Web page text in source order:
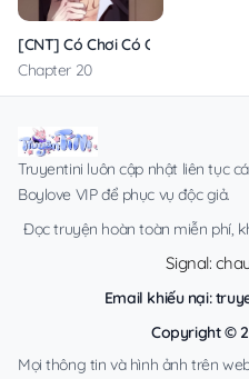
[CNT] Có Chơi Có Chịu
Chapter 20
Truyentini luôn cập nhật liên tục
Boylove VIP để phục vụ độc giả.
Đọc truyện hoàn toàn miễn phí,
Signal:
Email khiếu nại:
Copyright ©
Mọi thông tin và hình ảnh trên